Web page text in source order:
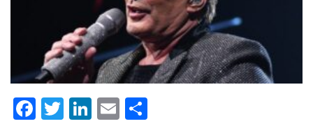
Facebook
Twitter
LinkedIn
Email